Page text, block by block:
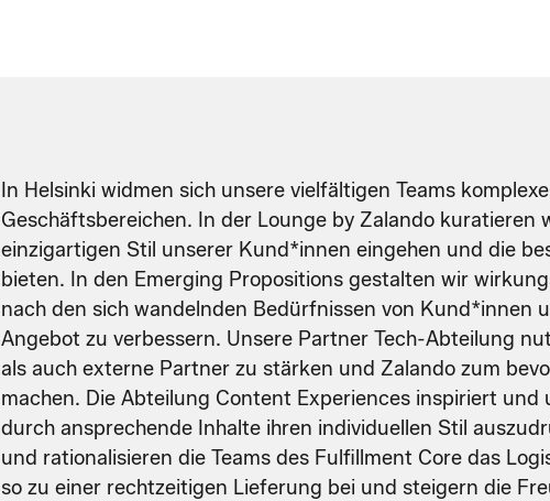
In Helsinki widmen sich unsere vielfältigen Teams
Geschäftsbereichen. In der Lounge by Zalando kuratieren
einzigartigen Stil unserer Kund*innen eingehen und die
bieten. In den Emerging Propositions gestalten wir
nach den sich wandelnden Bedürfnissen von Kund*innen
Angebot zu verbessern. Unsere Partner Tech-Abteilung
als auch externe Partner zu stärken und Zalando zum
machen. Die Abteilung Content Experiences inspiriert
durch ansprechende Inhalte ihren individuellen Stil
und rationalisieren die Teams des Fulfillment Core das
so zu einer rechtzeitigen Lieferung bei und steigern die